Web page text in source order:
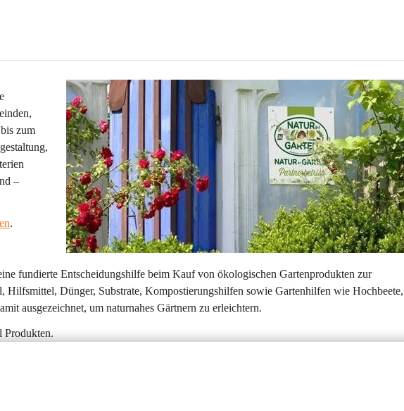
zum
–
.
fundierte Entscheidungshilfe beim Kauf von ökologischen Gartenprodukten zur
Hilfsmittel, Dünger, Substrate, Kompostierungshilfen sowie Gartenhilfen wie Hochbeete,
ausgezeichnet, um naturnahes Gärtnern zu erleichtern.
Produkten.